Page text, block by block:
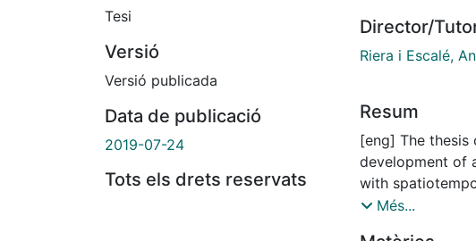
Tesi
Versió
Versió publicada
Data de publicació
2019-07-24
Tots els drets reservats
Director/
Riera i Escalé,
Resum
[eng] The
development of
with
inhibitors of the
Més...